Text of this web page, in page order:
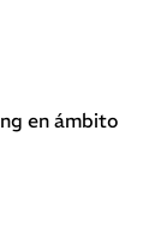
en ámbito